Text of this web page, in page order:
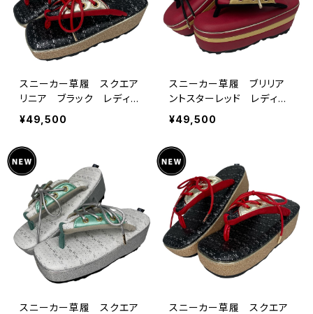
スニーカー草履 スクエア
リニア ブラック レディー
ス 3サイズ キモノグラー
ス×Ryujin コラボオリジナ
¥49,500
スニーカー草履 ブリリア
ントスターレッド レディー
ス 3サイズ キモノグラー
ス×Ryujin コラボオリジナ
¥49,500
スニーカー草履 スクエア
スニーカー草履 スクエア